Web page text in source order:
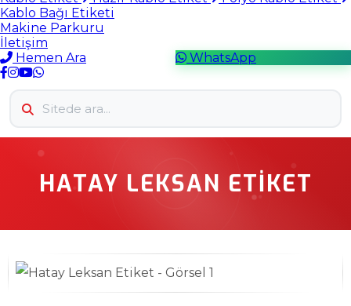
Kablo Bağı Etiketi
Makine Parkuru
İletişim
Hemen Ara
WhatsApp
HATAY LEKSAN ETIKET